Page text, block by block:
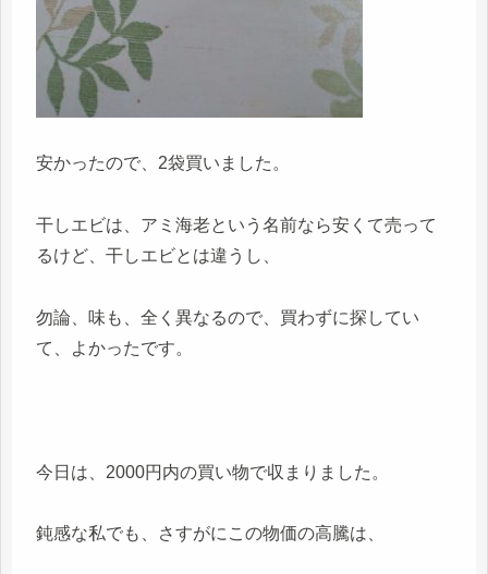
安かったので、2袋買いました。
干しエビは、アミ海老という名前なら安くて売って
るけど、干しエビとは違うし、
勿論、味も、全く異なるので、買わずに探してい
て、よかったです。
今日は、2000円内の買い物で収まりました。
鈍感な私でも、さすがにこの物価の高騰は、